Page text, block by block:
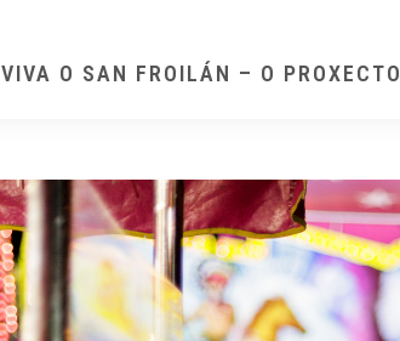
VIVA O SAN FROILÁN – O PROXECTO